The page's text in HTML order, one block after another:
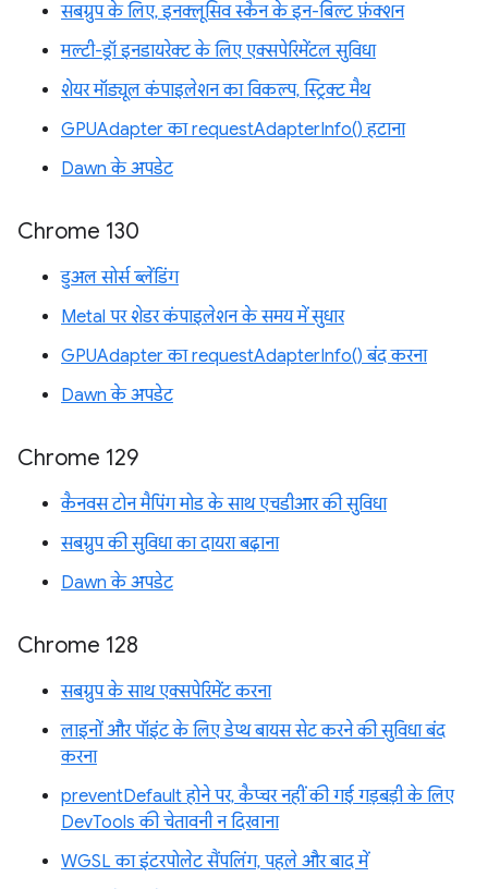
सबग्रुप के लिए, इनक्लूसिव स्कैन के इन-बिल्ट फ़ंक्शन
मल्टी-ड्रॉ इनडायरेक्ट के लिए एक्सपेरिमेंटल सुविधा
शेयर मॉड्यूल कंपाइलेशन का विकल्प, स्ट्रिक्ट मैथ
GPUAdapter का requestAdapterInfo() हटाना
Dawn के अपडेट
Chrome 130
डुअल सोर्स ब्लेंडिंग
Metal पर शेडर कंपाइलेशन के समय में सुधार
GPUAdapter का requestAdapterInfo() बंद करना
Dawn के अपडेट
Chrome 129
कैनवस टोन मैपिंग मोड के साथ एचडीआर की सुविधा
सबग्रुप की सुविधा का दायरा बढ़ाना
Dawn के अपडेट
Chrome 128
सबग्रुप के साथ एक्सपेरिमेंट करना
लाइनों और पॉइंट के लिए डेप्थ बायस सेट करने की सुविधा बंद
करना
preventDefault होने पर, कैप्चर नहीं की गई गड़बड़ी के लिए
DevTools की चेतावनी न दिखाना
WGSL का इंटरपोलेट सैंपलिंग, पहले और बाद में